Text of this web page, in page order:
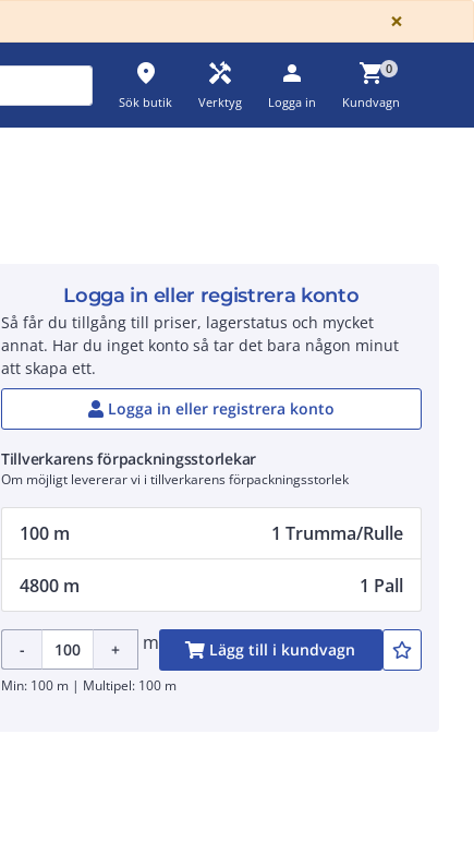
×
place
Sök butik
handyman
Verktyg
person
Logga in
shopping_cart0
Kundvagn
Logga in eller registrera konto
Så får du tillgång till priser, lagerstatus och mycket
annat. Har du inget konto så tar det bara någon minut
att skapa ett.
Logga in eller registrera konto
Tillverkarens förpackningsstorlekar
Om möjligt levererar vi i tillverkarens förpackningsstorlek
100 m 1 Trumma/Rulle
4800 m 1 Pall
- + m Lägg till i kundvagn
Min: 100 m | Multipel: 100 m